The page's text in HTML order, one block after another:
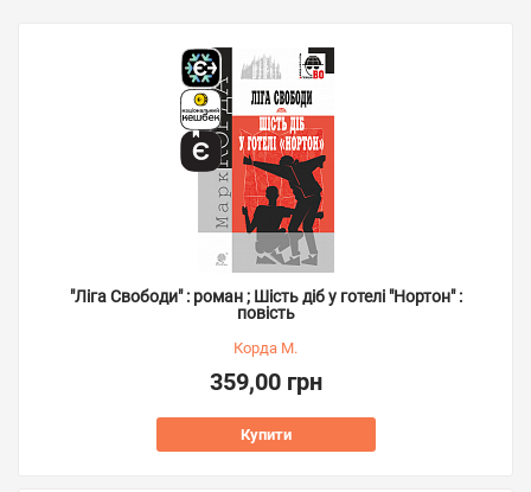
"Ліга Свободи" : роман ; Шість діб у готелі "Нортон" :
повість
Корда М.
359,00 грн
Купити